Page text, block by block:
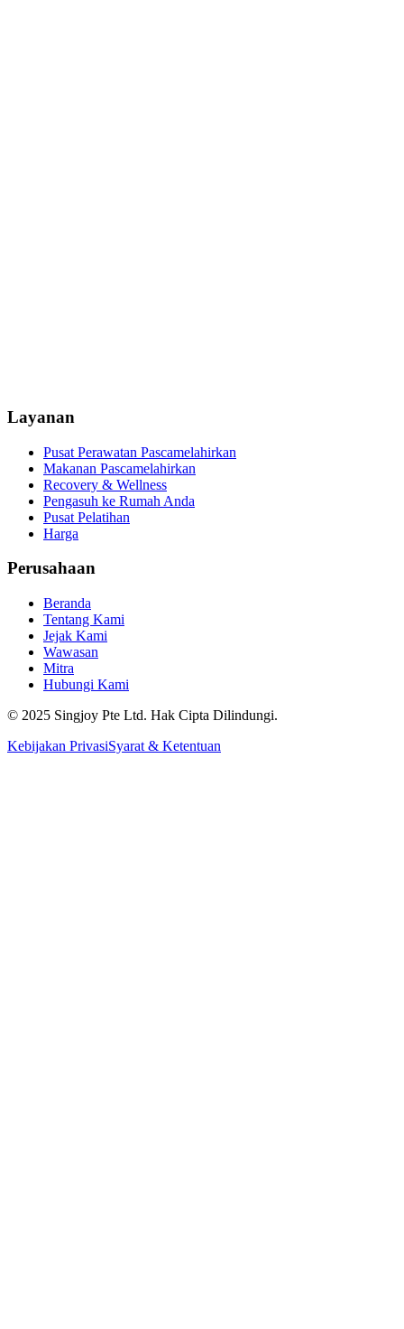
Layanan
Pusat Perawatan Pascamelahirkan
Makanan Pascamelahirkan
Recovery & Wellness
Pengasuh ke Rumah Anda
Pusat Pelatihan
Harga
Perusahaan
Beranda
Tentang Kami
Jejak Kami
Wawasan
Mitra
Hubungi Kami
© 2025 Singjoy Pte Ltd. Hak Cipta Dilindungi.
Kebijakan PrivasiSyarat & Ketentuan